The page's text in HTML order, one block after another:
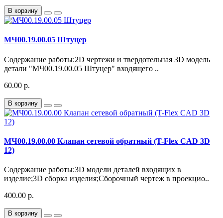
В корзину
МЧ00.19.00.05 Штуцер
Содержание работы:2D чертежи и твердотельная 3D модель
детали "МЧ00.19.00.05 Штуцер" входящего ..
60.00 р.
В корзину
МЧ00.19.00.00 Клапан сетевой обратный (T-Flex CAD 3D
12)
Содержание работы:3D модели деталей входящих в
изделие;3D сборка изделия;Сборочный чертеж в проекцио..
400.00 р.
В корзину